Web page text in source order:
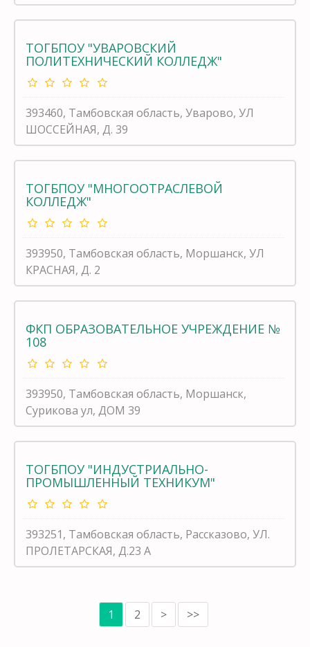
ТОГБПОУ "УВАРОВСКИЙ
ПОЛИТЕХНИЧЕСКИЙ КОЛЛЕДЖ"
393460, Тамбовская область, Уварово, УЛ
ШОССЕЙНАЯ, Д. 39
ТОГБПОУ "МНОГООТРАСЛЕВОЙ
КОЛЛЕДЖ"
393950, Тамбовская область, Моршанск, УЛ
КРАСНАЯ, Д. 2
ФКП ОБРАЗОВАТЕЛЬНОЕ УЧРЕЖДЕНИЕ №
108
393950, Тамбовская область, Моршанск,
Сурикова ул, ДОМ 39
ТОГБПОУ "ИНДУСТРИАЛЬНО-
ПРОМЫШЛЕННЫЙ ТЕХНИКУМ"
393251, Тамбовская область, Рассказово, УЛ.
ПРОЛЕТАРСКАЯ, Д.23 А
1 2 > >>